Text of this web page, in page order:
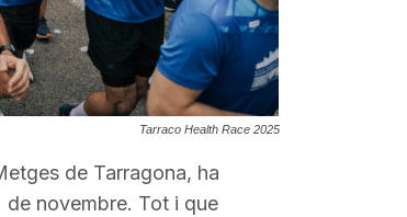
Tarraco Health Race 2025
de Tarragona, ha
de novembre. Tot i que